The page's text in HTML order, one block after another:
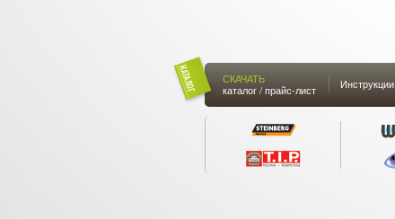
СКАЧАТЬ
каталог / прайс-лист
Инструкции